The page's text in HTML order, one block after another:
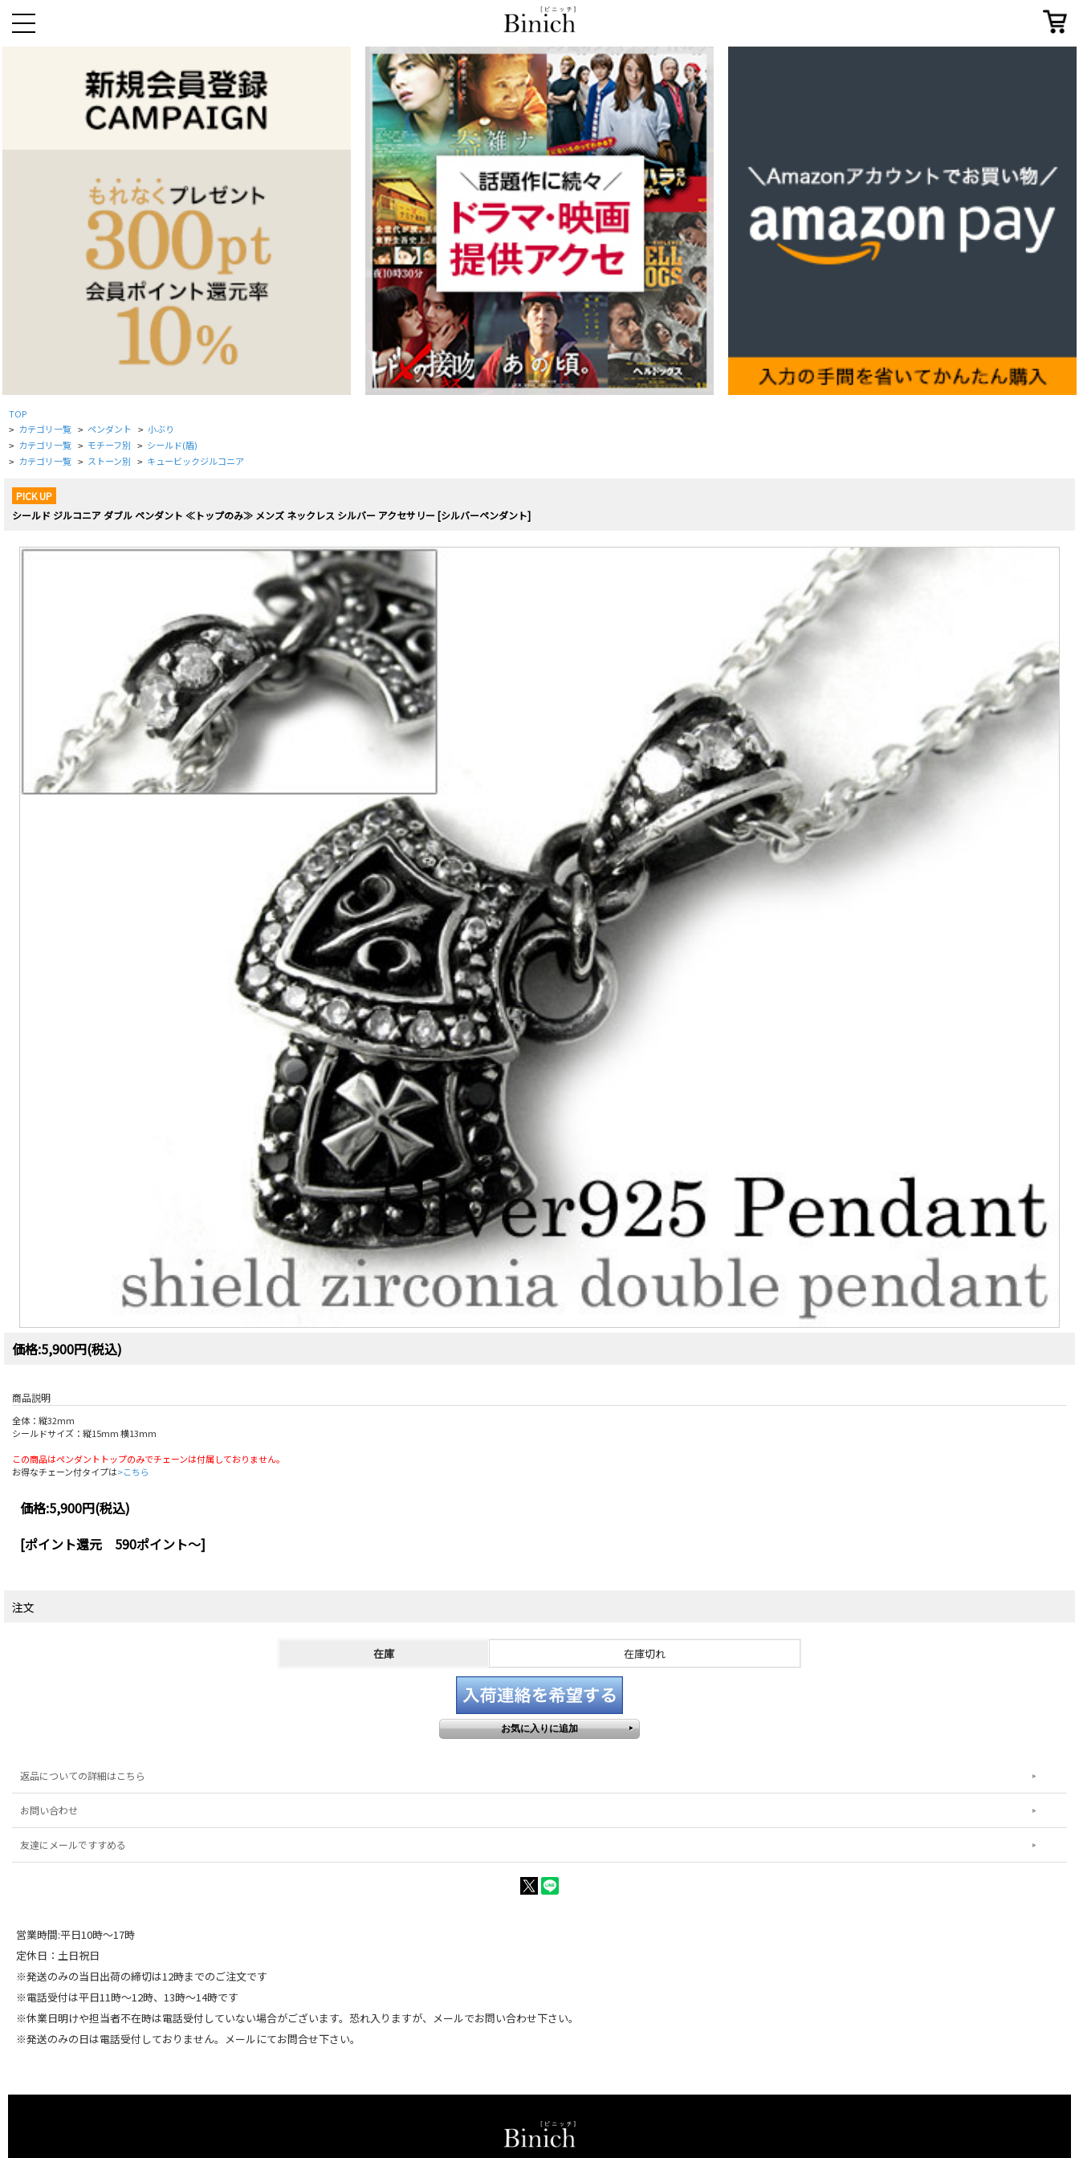
TOP
> カテゴリ一覧 > ペンダント > 小ぶり
> カテゴリ一覧 > モチーフ別 > シールド(盾)
> カテゴリ一覧 > ストーン別 > キュービックジルコニア
PICK UP
シールド ジルコニア ダブル ペンダント ≪トップのみ≫ メンズ ネックレス シルバー アクセサリー [シルバーペンダント]
価格:5,900円(税込)
商品説明
全体：縦32mm
シールドサイズ：縦15mm 横13mm
この商品はペンダントトップのみでチェーンは付属しておりません。
お得なチェーン付タイプは>こちら
価格:5,900円(税込)
[ポイント還元 590ポイント～]
注文
在庫 在庫切れ
返品についての詳細はこちら
お問い合わせ
友達にメールですすめる
営業時間:平日10時～17時
定休日：土日祝日
※発送のみの当日出荷の締切は12時までのご注文です
※電話受付は平日11時～12時、13時～14時です
※休業日明けや担当者不在時は電話受付していない場合がございます。恐れ入りますが、メールでお問い合わせ下さい。
※発送のみの日は電話受付しておりません。メールにてお問合せ下さい。